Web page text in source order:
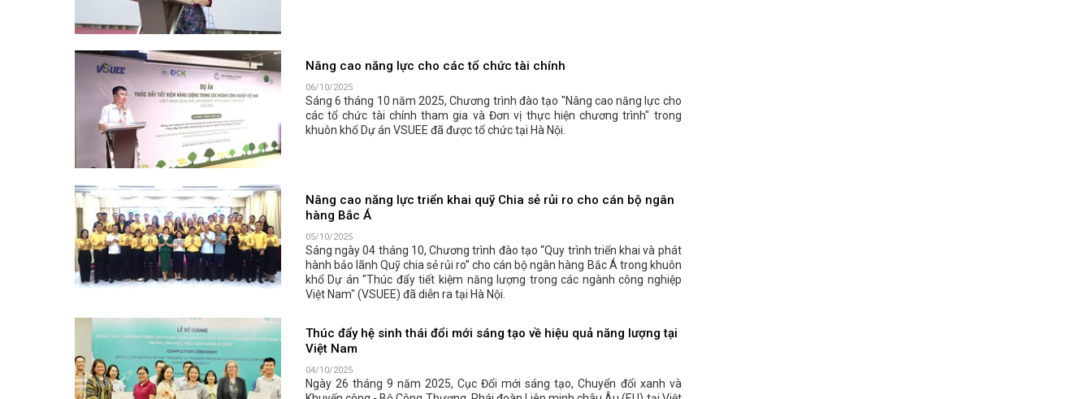
Nâng cao năng lực cho các tổ chức tài chính
06/10/2025
Sáng 6 tháng 10 năm 2025, Chương trình đào tạo "Nâng cao năng lực cho
các tổ chức tài chính tham gia và Đơn vị thực hiện chương trình" trong
khuôn khổ Dự án VSUEE đã được tổ chức tại Hà Nội.
Nâng cao năng lực triển khai quỹ Chia sẻ rủi ro cho cán bộ ngân
hàng Bắc Á
05/10/2025
Sáng ngày 04 tháng 10, Chương trình đào tạo “Quy trình triển khai và phát
hành bảo lãnh Quỹ chia sẻ rủi ro” cho cán bộ ngân hàng Bắc Á trong khuôn
khổ Dự án "Thúc đẩy tiết kiệm năng lượng trong các ngành công nghiệp
Việt Nam" (VSUEE) đã diễn ra tại Hà Nội.
Thúc đẩy hệ sinh thái đổi mới sáng tạo về hiệu quả năng lượng tại
Việt Nam
04/10/2025
Ngày 26 tháng 9 năm 2025, Cục Đổi mới sáng tạo, Chuyển đổi xanh và